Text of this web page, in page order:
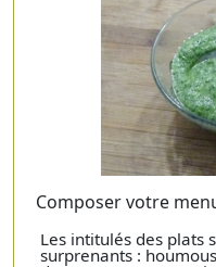
Composer votre
Les intitulés des plats
surprenants :